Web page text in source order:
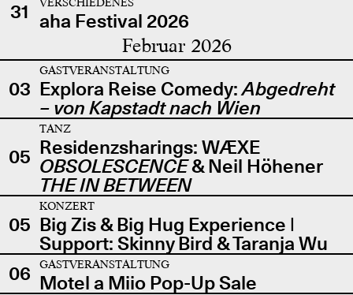
31 aha Festival 2026
Februar 2026
03
GASTVERANSTALTUNG
Explora Reise Comedy:Abgedreht
– von Kapstadt nach Wien
05
TANZ
Residenzsharings: WÆXE
OBSOLESCENCE& Neil Höhener
THE IN BETWEEN
05
KONZERT
Big Zis & Big Hug Experience |
Support: Skinny Bird & Taranja Wu
06
GASTVERANSTALTUNG
Motel a Miio Pop-Up Sale